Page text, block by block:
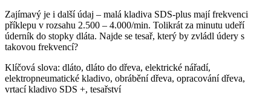
Zajímavý je i další údaj – malá kladiva SDS-plus mají frekvenci
příklepu v rozsahu 2.500 – 4.000/min. Tolikrát za minutu udeří
úderník do stopky dláta. Najde se tesař, který by zvládl údery s
takovou frekvencí?
Klíčová slova: dláto, dláto do dřeva, elektrické nářadí,
elektropneumatické kladivo, obrábění dřeva, opracování dřeva,
vrtací kladivo SDS +, tesařství